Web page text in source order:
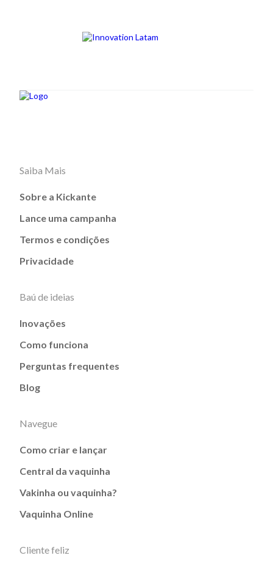
Saiba Mais
Sobre a Kickante
Lance uma campanha
Termos e condições
Privacidade
Baú de ideias
Inovações
Como funciona
Perguntas frequentes
Blog
Navegue
Como criar e lançar
Central da vaquinha
Vakinha ou vaquinha?
Vaquinha Online
Cliente feliz